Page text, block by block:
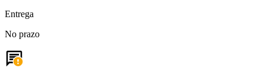
Entrega
No prazo